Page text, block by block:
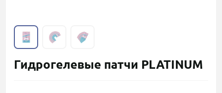
Гидрогелевые патчи PLATINUM